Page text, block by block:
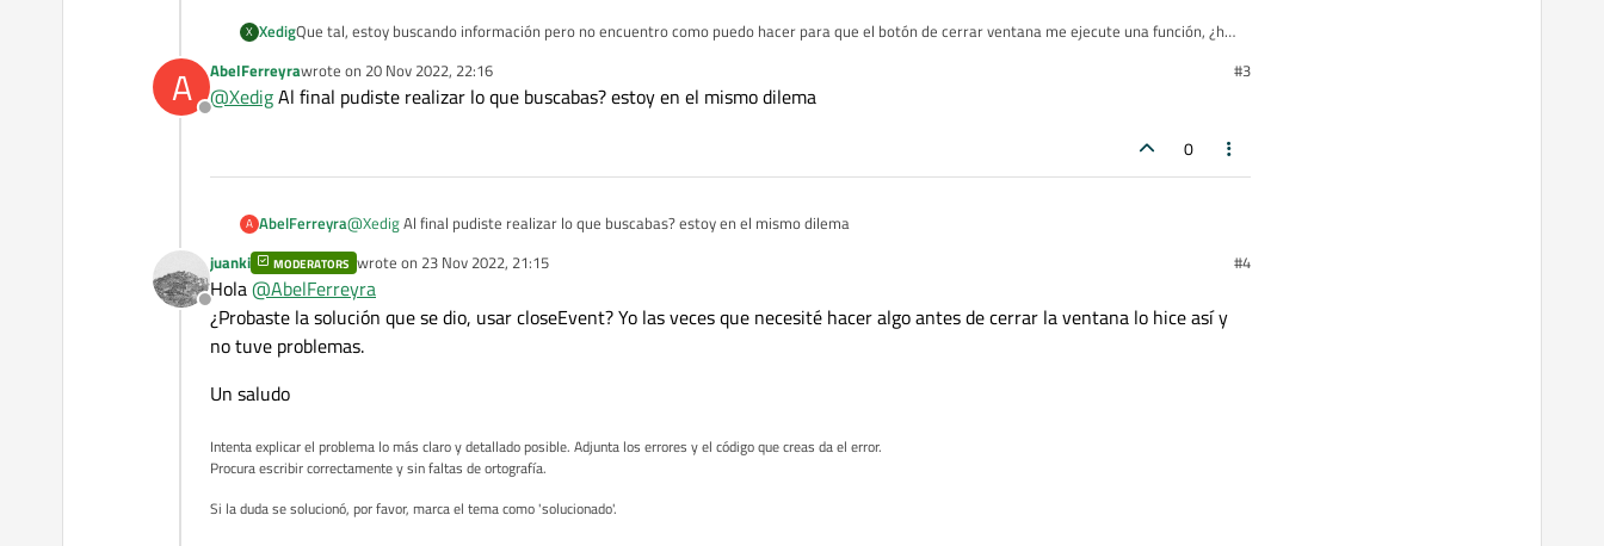
X XedigQue tal, estoy buscando información pero no encuentro como puedo hacer para que el botón de cerrar ventana me ejecute una función, ¿hay
concreto es que al cerrar la ventana con el botón WindowCloseButtonHint me pare un QTimer ¿hay alguna otra forma?
Gracias de antemano
A
Offline
AbelFerreyrawrote on 20 Nov 2022, 22:16
last edited by #3
@XedigAl final pudiste realizar lo que buscabas? estoy en el mismo dilema
0
A AbelFerreyra@XedigAl final pudiste realizar lo que buscabas? estoy en el mismo dilema
Offline
juanki MODERATORS wrote on 23 Nov 2022, 21:15
last edited by #4
Hola@AbelFerreyra
¿Probaste la solución que se dio, usar closeEvent? Yo las veces que necesité hacer algo antes de cerrar la ventana lo hice así y
no tuve problemas.
Un saludo
Intenta explicar el problema lo más claro y detallado posible. Adjunta los errores y el código que creas da el error.
Procura escribir correctamente y sin faltas de ortografía.
Si la duda se solucionó, por favor, marca el tema como 'solucionado'.